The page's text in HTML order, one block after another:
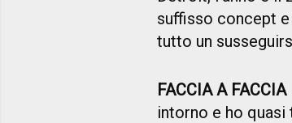
suffisso concept
tutto un
FACCIA A FACCIA
intorno e ho